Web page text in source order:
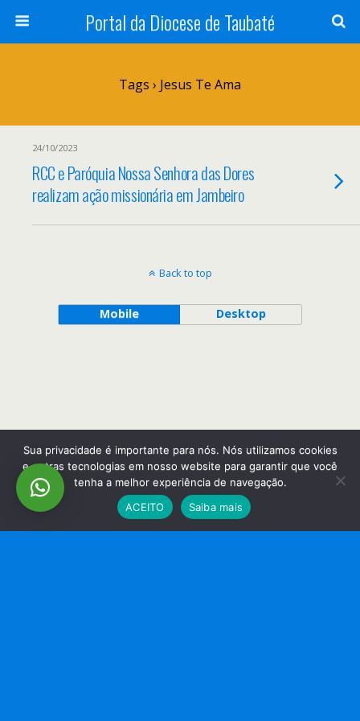
Portal da Diocese de Taubaté
Tags › Jesus Te Ama
24/10/2023
RCC e Paróquia Nossa Senhora das Dores
realizam ação missionária em Jambeiro
Back to top
Mobile Desktop
Sua privacidade é importante para nós. Nós utilizamos cookies
e outras tecnologias em nosso website para garantir que você
tenha a melhor experiência de navegação.
ACEITO
Saiba mais